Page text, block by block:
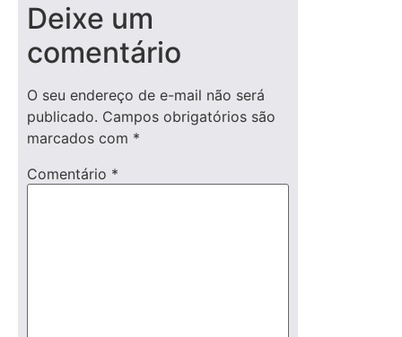
Deixe um
comentário
O seu endereço de e-mail não será
publicado. Campos obrigatórios são
marcados com *
Comentário *